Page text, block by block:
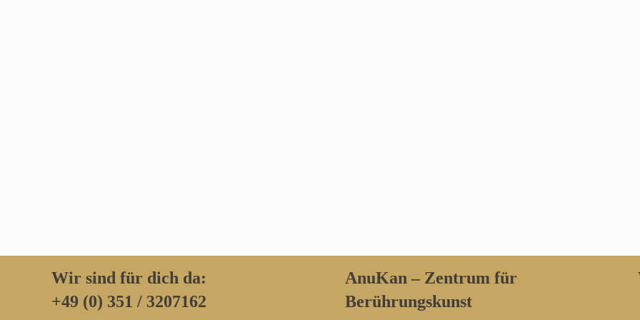
Wir sind für dich da:
+49 (0) 351 / 3207162‬
AnuKan – Zentrum für
Berührungskunst